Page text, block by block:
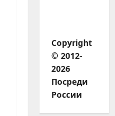
Copyright
© 2012-
2026
Посреди
России